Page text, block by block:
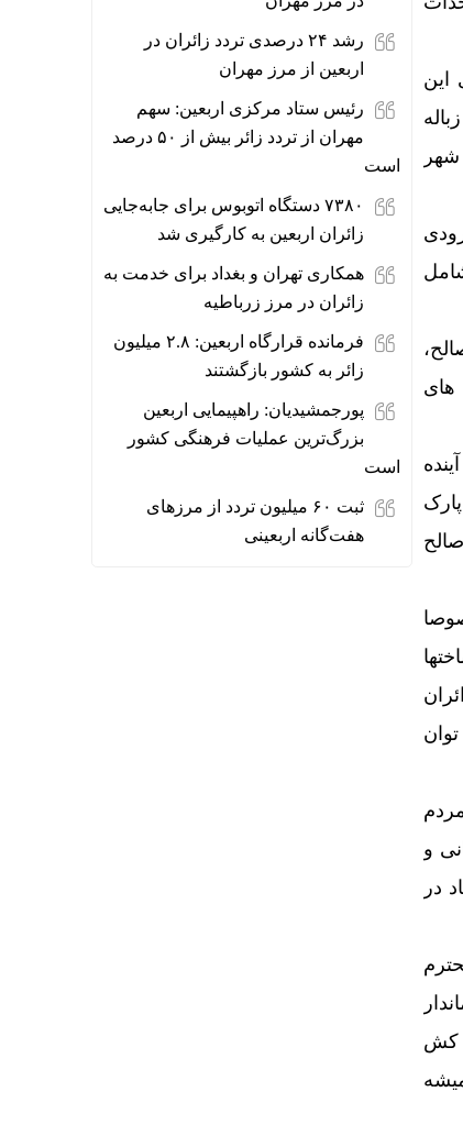
این
در مرکز شهر
صالح،
های
و
در
کش
رشد ۲۴ درصدی تردد زائران در
اربعین از مرز مهران
رئیس ستاد مرکزی اربعین: سهم
مهران از تردد زائر بیش از ۵۰ درصد
است
۷۳۸۰ دستگاه اتوبوس برای جابه‌جایی
زائران اربعین به‌ کارگیری شد
همکاری تهران و بغداد برای خدمت به
زائران در مرز زرباطیه
فرمانده قرارگاه اربعین: ۲.۸ میلیون
زائر به کشور بازگشتند
پورجمشیدیان: راهپیمایی اربعین
بزرگ‌ترین عملیات فرهنگی کشور
است
ثبت ۶۰ میلیون تردد از مرزهای
هفت‌گانه اربعینی